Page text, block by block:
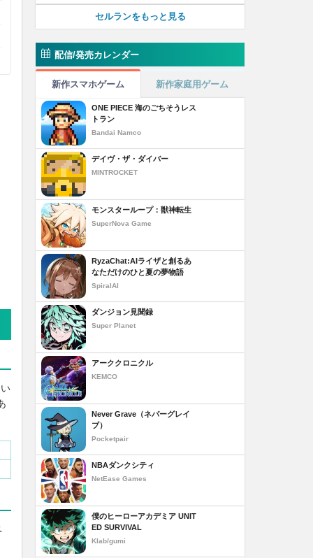
セルランをもっと見る
配信/発売カレンダー
新作スマホゲーム 新作家庭用ゲーム
ONE PIECE 海のごちそうレス
トラン
Bandai Namco
デイヴ・ザ・ダイバー
MINTROCKET
モンスターループ：獣神転生
SuperNova Game
RyzaChat:AIライザと創るあ
なただけのひと夏の夢物語
SpiralAI
ダンジョン見聞録
Super Planet
アーククロニクル
KEMCO
Never Grave（ネバーグレイ
ブ）
Pocketpair
NBAダンクシティ
NetEase Games
僕のヒーローアカデミア UNIT
ED SURVIVAL
Klab/gumi